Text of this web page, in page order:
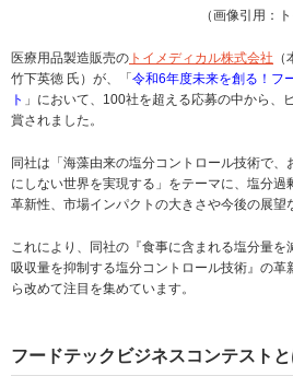
（画像引用：
医療用品製造販売の トイメディカル株式会社
竹下英徳 氏）が、「 令和6年度未来を創る！フ
ト 」において、100社を超える応募の中から、
賞されました。
同社は「海藻由来の塩分コントロール技術で
にしない世界を実現する」をテーマに、塩分
革新性、市場インパクトの大きさや今後の展望
これにより、同社の『食事に含まれる塩分量
吸収量を抑制する塩分コントロール技術』の革
ら改めて注目を集めています。
フードテックビジネスコンテストと